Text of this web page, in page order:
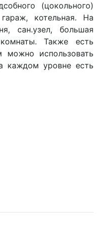
(цокольного)
котельная. На
сан.узел, большая
Также есть
использовать
каждом уровне есть